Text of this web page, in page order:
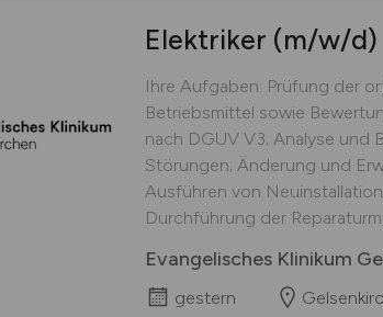
Elektriker (m/w/d)
Ihre Aufgaben: Prüfung der
Betriebsmittel sowie
nach DGUV V3; Analyse und
Störungen; Änderung und
Ausführen von
Durchführung der
Evangelisches Klinikum
gestern